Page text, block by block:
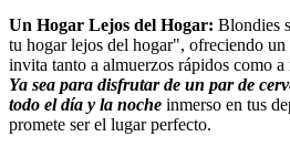
Un Hogar Lejos del Hogar: Blondies
tu hogar lejos del hogar", ofreciendo un
invita tanto a almuerzos rápidos como
Ya sea para disfrutar de un par de
todo el día y la noche inmerso en tus
promete ser el lugar perfecto.